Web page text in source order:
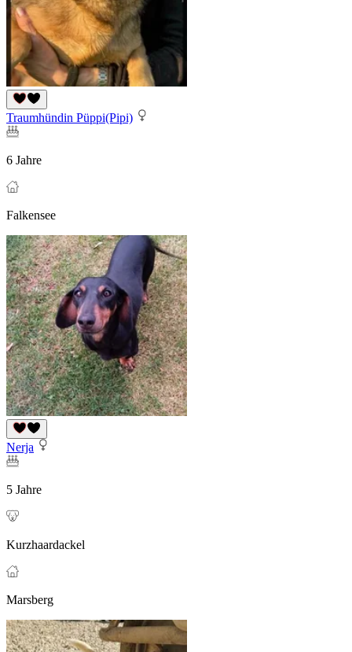
Traumhündin Püppi(Pipi)
6 Jahre
Falkensee
Nerja
5 Jahre
Kurzhaardackel
Marsberg